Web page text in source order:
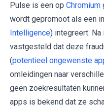
Pulse is een op Chromium
wordt gepromoot als een
Intelligence) integreert.
vastgesteld dat deze
(potentieel ongewenste
omleidingen naar
geen zoekresultaten
apps is bekend dat ze